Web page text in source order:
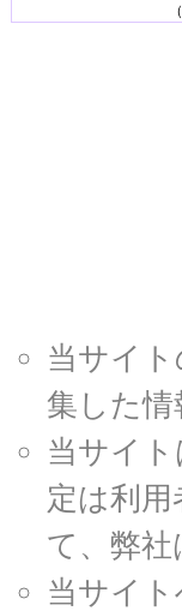
当サイ
集した
当サイ
定は利
て、弊
当サイ